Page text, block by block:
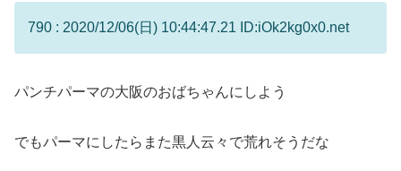
790 : 2020/12/06(日) 10:44:47.21 ID:iOk2kg0x0.net
パンチパーマの大阪のおばちゃんにしよう
でもパーマにしたらまた黒人云々で荒れそうだな